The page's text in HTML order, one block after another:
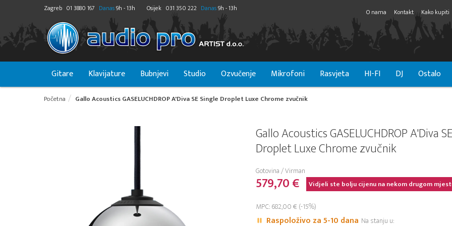
Zagreb 01 3880 167 Danas9h - 13h Osijek 031 350 222 Danas9h - 13h O nama Kontakt Kako kupiti
Gitare Klavijature Bubnjevi Studio Ozvučenje Mikrofoni Rasvjeta HI-FI DJ Ostalo
Početna Gallo Acoustics GASELUCHDROP A'Diva SE Single Droplet Luxe Chrome zvučnik
Gallo Acoustics GASELUCHDROP A'Diva
Droplet Luxe Chrome zvučnik
Gotovina / Virman
579,70 € Vidjeli ste bolju cijenu na nekom drugom
MPC: 682,00 € (-15%)
Raspoloživo za 5-10 dana Na stanju u: